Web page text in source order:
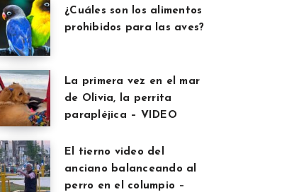
¿Cuáles son los alimentos
prohibidos para las aves?
La primera vez en el mar
de Olivia, la perrita
parapléjica – VIDEO
El tierno video del
anciano balanceando al
perro en el columpio –